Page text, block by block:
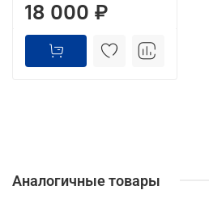
18 000 ₽
Аналогичные товары